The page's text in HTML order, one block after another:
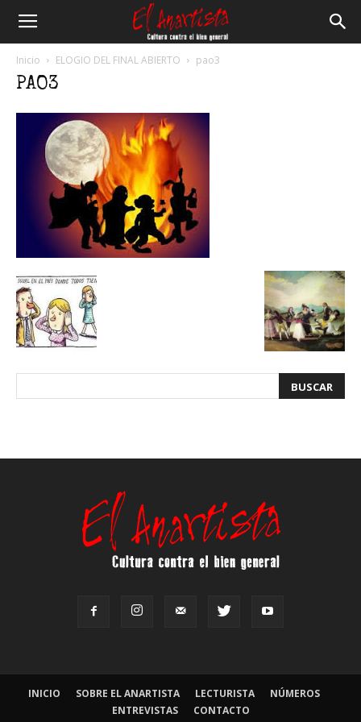
Inicio ELOGIO DEL FINAL ABIERTO pao3
PAO3
INICIO SOBRE EL ANARTISTA LECTURISTA
NÚMEROS
ENTREVISTAS
CONTACTO